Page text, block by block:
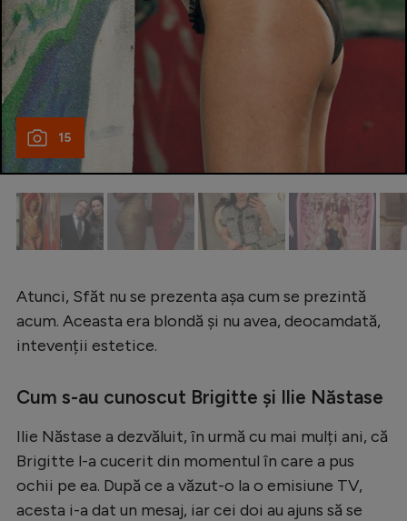
15
Atunci, Sfăt nu se prezenta așa cum se prezintă
acum. Aceasta era blondă și nu avea, deocamdată,
intevenții estetice.
Cum s-au cunoscut Brigitte și Ilie Năstase
Ilie Năstase a dezvăluit, în urmă cu mai mulți ani, că
Brigitte l-a cucerit din momentul în care a pus
ochii pe ea. După ce a văzut-o la o emisiune TV,
acesta i-a dat un mesaj, iar cei doi au ajuns să se